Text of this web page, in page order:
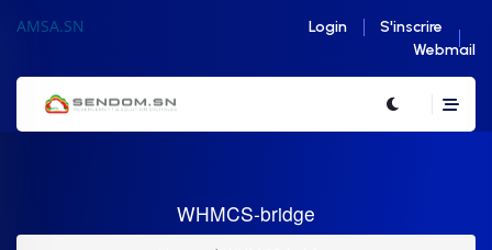
AMSA.SN Login
S'inscrire
Webmail
WHMCS-bridge